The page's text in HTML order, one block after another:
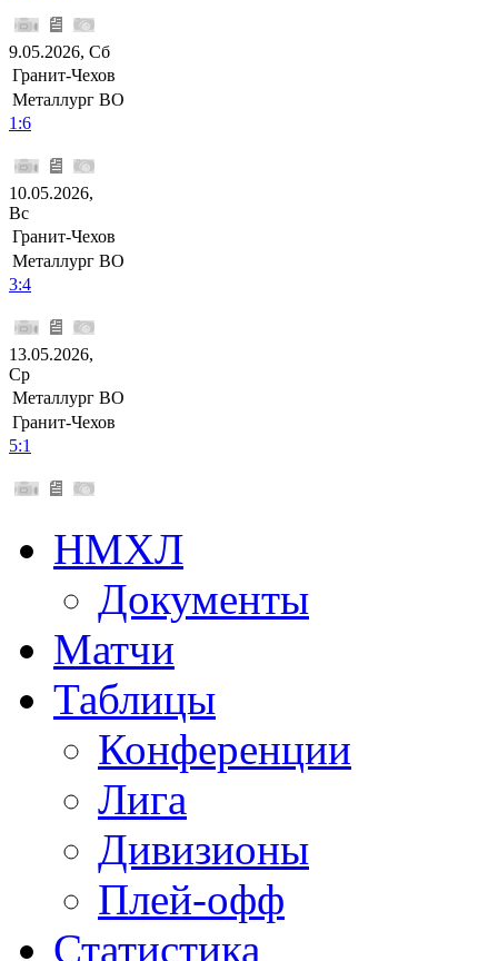
9.05.2026, Сб
Гранит-Чехов
Металлург ВО
1:6
10.05.2026,
Вс
Гранит-Чехов
Металлург ВО
3:4
13.05.2026,
Ср
Металлург ВО
Гранит-Чехов
5:1
НМХЛ
Документы
Матчи
Таблицы
Конференции
Лига
Дивизионы
Плей-офф
Статистика